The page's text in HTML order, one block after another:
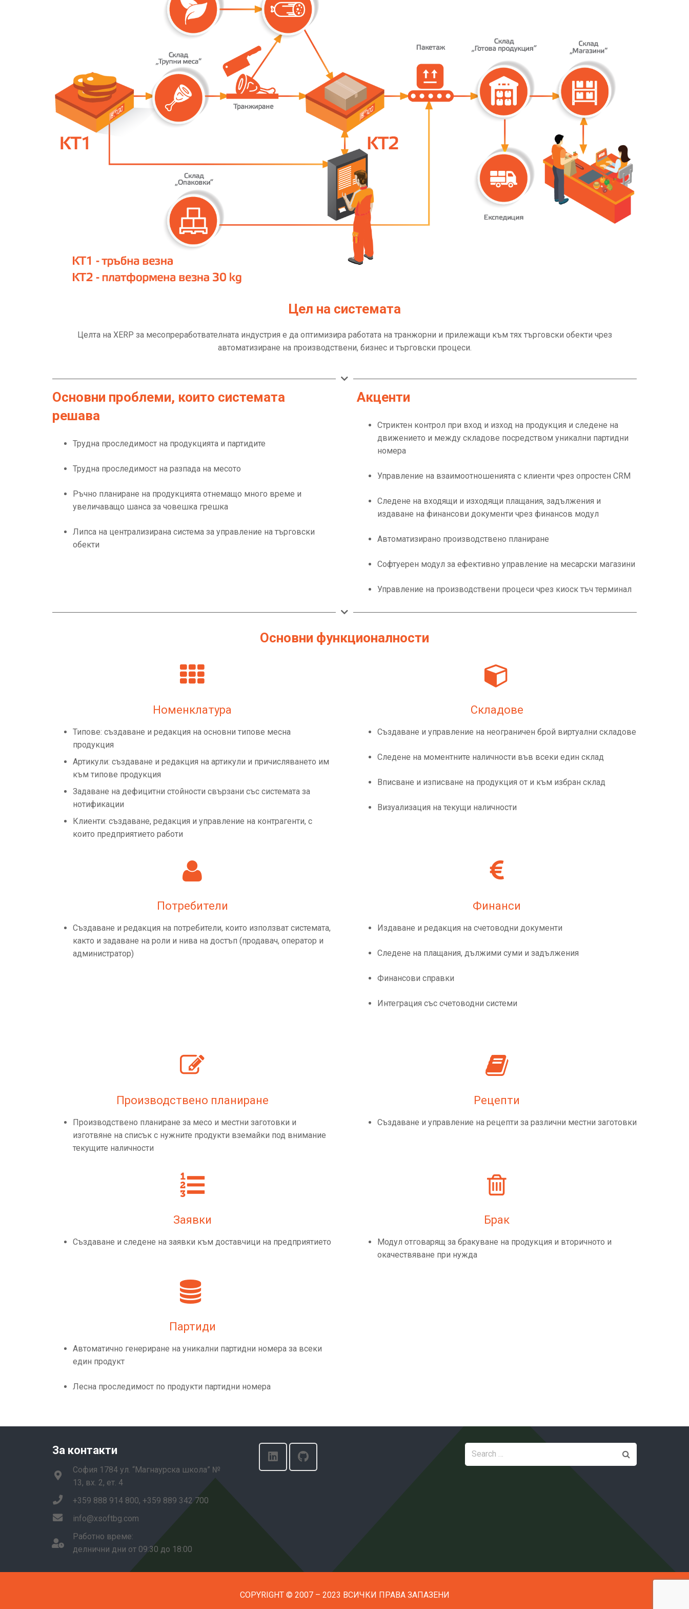
Цел на системата
Целта на XERP за месопреработвателната индустрия е да оптимизира работата на транжорни и прилежащи към тях търговски обекти чрез
автоматизиране на производствени, бизнес и търговски процеси.
Основни проблеми, които системата
решава
Трудна проследимост на продукцията и партидите
Трудна проследимост на разпада на месото
Ръчно планиране на продукцията отнемащо много време и
увеличаващо шанса за човешка грешка
Липса на централизирана система за управление на търговски
обекти
Акценти
Стриктен контрол при вход и изход на продукция и следене на
движението и между складове посредством уникални партидни
номера
Управление на взаимоотношенията с клиенти чрез опростен CRM
Следене на входящи и изходящи плащания, задължения и
издаване на финансови документи чрез финансов модул
Автоматизирано производствено планиране
Софтуерен модул за ефективно управление на месарски магазини
Управление на производствени процеси чрез киоск тъч терминал
Основни функционалности
Номенклатура
Типове: създаване и редакция на основни типове месна
продукция
Артикули: създаване и редакция на артикули и причисляването им
към типове продукция
Задаване на дефицитни стойности свързани със системата за
нотификации
Клиенти: създаване, редакция и управление на контрагенти, с
които предприятието работи
Складове
Създаване и управление на неограничен брой виртуални складове
Следене на моментните наличности във всеки един склад
Вписване и изписване на продукция от и към избран склад
Визуализация на текущи наличности
Потребители
Създаване и редакция на потребители, които използват системата,
както и задаване на роли и нива на достъп (продавач, оператор и
администратор)
Финанси
Издаване и редакция на счетоводни документи
Следене на плащания, дължими суми и задължения
Финансови справки
Интеграция със счетоводни системи
Производствено планиране
Производствено планиране за месо и местни заготовки и
изготвяне на списък с нужните продукти вземайки под внимание
текущите наличности
Рецепти
Създаване и управление на рецепти за различни местни заготовки
Заявки
Създаване и следене на заявки към доставчици на предприятието
Брак
Модул отговарящ за бракуване на продукция и вторичното и
окачествяване при нужда
Партиди
Автоматично генериране на уникални партидни номера за всеки
един продукт
Лесна проследимост по продукти партидни номера
За контакти
София 1784 ул. “Магнаурска школа” №
13, вх. 2, ет. 4
+359 888 914 800, +359 889 342 700
info@xsoftbg.com
Работно време:
делнични дни от 09:30 до 18:00
Search
for:
COPYRIGHT © 2007 – 2023 ВСИЧКИ ПРАВА ЗАПАЗЕНИ